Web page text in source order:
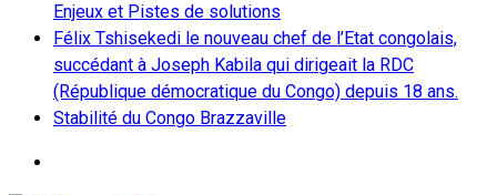
Enjeux et Pistes de solutions
Félix Tshisekedi le nouveau chef de l’Etat congolais,
succédant à Joseph Kabila qui dirigeait la RDC
(République démocratique du Congo) depuis 18 ans.
Stabilité du Congo Brazzaville